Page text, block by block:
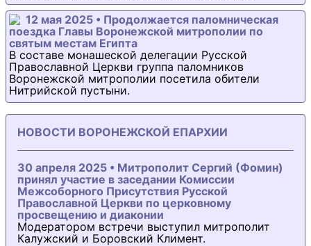
12 мая 2025 • Продолжается паломническая
поездка Главы Воронежской митрополии по
святым местам Египта
В составе монашеской делегации Русской
Православной Церкви группа паломников
Воронежской митрополии посетила обители
Нитрийской пустыни.
НОВОСТИ ВОРОНЕЖСКОЙ ЕПАРХИИ
30 апреля 2025 • Митрополит Сергий (Фомин)
принял участие в заседании Комиссии
Межсоборного Присутствия Русской
Православной Церкви по церковному
просвещению и диаконии
Модератором встречи выступил митрополит
Калужский и Боровский Климент.